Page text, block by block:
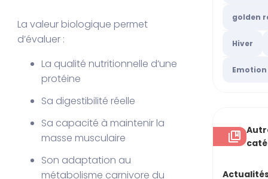
La valeur biologique permet
d’évaluer :
La qualité nutritionnelle d’une
protéine
Sa digestibilité réelle
Sa capacité à maintenir la
masse musculaire
Son adaptation au
métabolisme carnivore du
golden
Hiver
Emotion